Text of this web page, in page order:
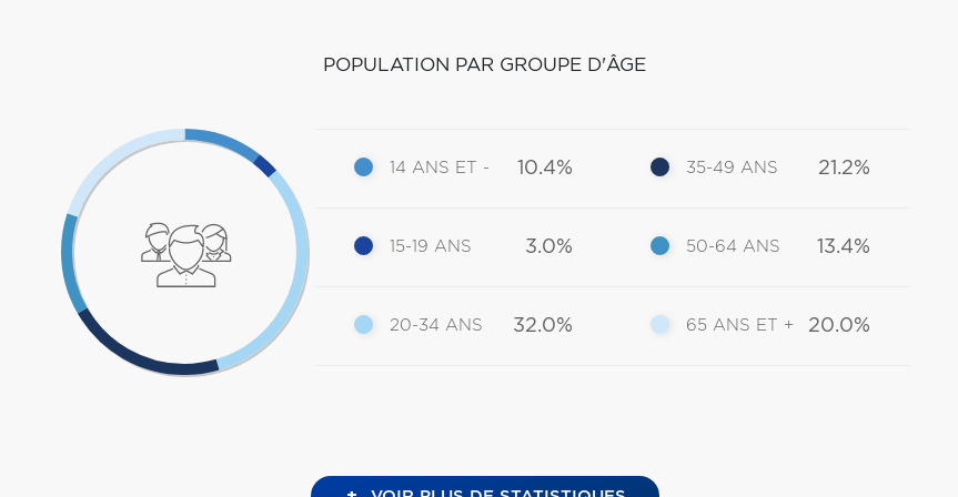
POPULATION PAR GROUPE D'ÂGE
14 ANS ET - 10.4%
15-19 ANS 3.0%
20-34 ANS 32.0%
35-49 ANS 21.2%
50-64 ANS 13.4%
65 ANS ET + 20.0%